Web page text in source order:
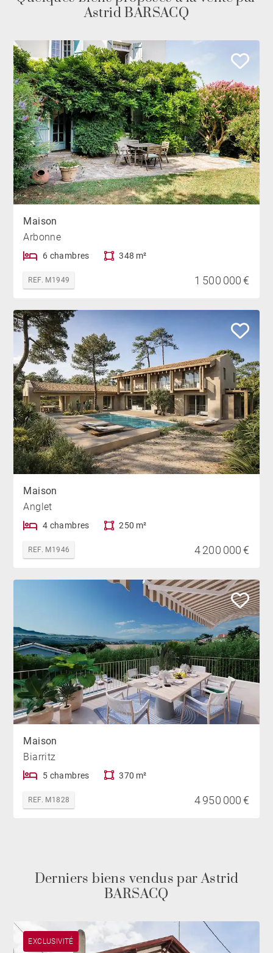
Astrid BARSACQ
Maison
Arbonne
6 chambres 348 m²
REF. M1949 1 500 000 €
Maison
Anglet
4 chambres 250 m²
REF. M1946 4 200 000 €
Maison
Biarritz
5 chambres 370 m²
REF. M1828 4 950 000 €
Derniers biens vendus par Astrid
BARSACQ
EXCLUSIVITÉ